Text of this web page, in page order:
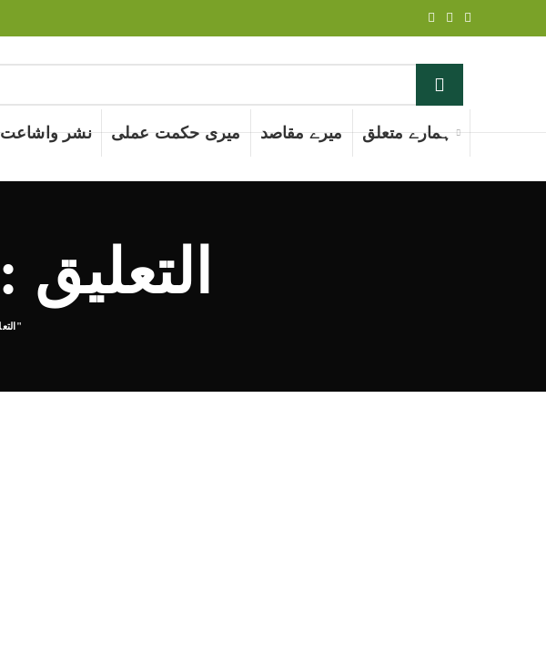
نشر واشاعت میری حکمت عملی میرے مقاصد ہمارے متعلق
Tag Archives: التعليق
POSTS TAGGED "التعليق"